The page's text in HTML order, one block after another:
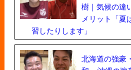
樹｜気候の違
メリット「夏
習したりします」
北海道の強豪